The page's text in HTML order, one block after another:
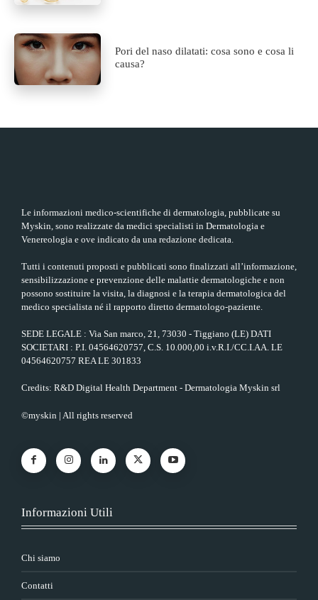
Pori del naso dilatati: cosa sono e cosa li
causa?
Le informazioni medico-scientifiche di dermatologia, pubblicate su
Myskin, sono realizzate da medici specialisti in Dermatologia e
Venereologia e ove indicato da una redazione dedicata.
Tutti i contenuti proposti e pubblicati sono finalizzati all’informazione,
sensibilizzazione e prevenzione delle malattie dermatologiche e non
possono sostituire la visita, la diagnosi e la terapia dermatologica del
medico specialista né il rapporto diretto dermatologo-paziente.
SEDE LEGALE : Via San marco, 21, 73030 - Tiggiano (LE) DATI
SOCIETARI : P.I. 04564620757, C.S. 10.000,00 i.v.R.I./CC.I.AA. LE
04564620757 REA LE 301833
Credits: R&D Digital Health Department - Dermatologia Myskin srl
©myskin | All rights reserved
Informazioni Utili
Chi siamo
Contatti